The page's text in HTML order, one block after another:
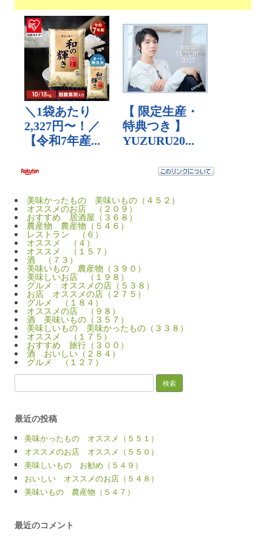
美味かったもの 美味いもの（４５２）
オススメのお店 （２０９）
おすすめ 居酒屋（３６８）
農産物 農産物（５４６）
レストラン （６）
オススメ （４）
オススメ （１５７）
酒 （７３）
美味いもの 農産物（３９０）
美味しいお店 （１９８）
グルメ オススメの店（５３８）
お店 オススメの店（２７５）
グルメ （１８４）
オススメの店 （９８）
酒 美味いもの（３５７）
美味しいもの 美味かったもの（３３８）
オススメ （１７５）
おすすめ 旅行（３００）
酒 おいしい（２８４）
グルメ （１２７）
索:
最近の投稿
美味かったもの オススメ（５５１）
オススメのお店 オススメ（５５０）
美味しいもの お勧め（５４９）
おいしい オススメのお店（５４８）
美味いもの 農産物（５４７）
最近のコメント